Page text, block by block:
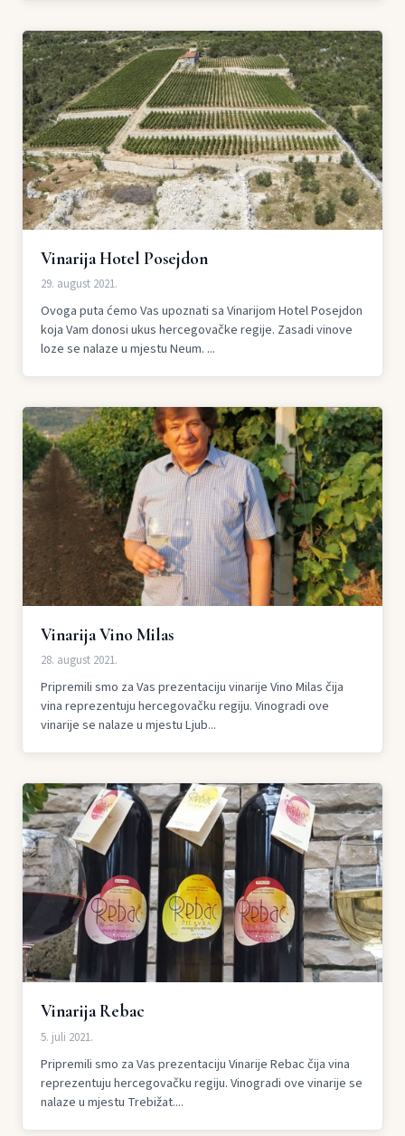
Vinarija Hotel Posejdon
29. august 2021.
Ovoga puta ćemo Vas upoznati sa Vinarijom Hotel Posejdon
koja Vam donosi ukus hercegovačke regije. Zasadi vinove
loze se nalaze u mjestu Neum. ...
Vinarija Vino Milas
28. august 2021.
Pripremili smo za Vas prezentaciju vinarije Vino Milas čija
vina reprezentuju hercegovačku regiju. Vinogradi ove
vinarije se nalaze u mjestu Ljub...
Vinarija Rebac
5. juli 2021.
Pripremili smo za Vas prezentaciju Vinarije Rebac čija vina
reprezentuju hercegovačku regiju. Vinogradi ove vinarije se
nalaze u mjestu Trebižat....